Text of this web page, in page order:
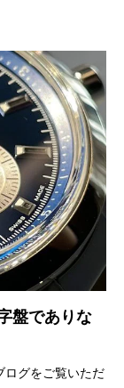
盤でありな
ログをご覧いただ